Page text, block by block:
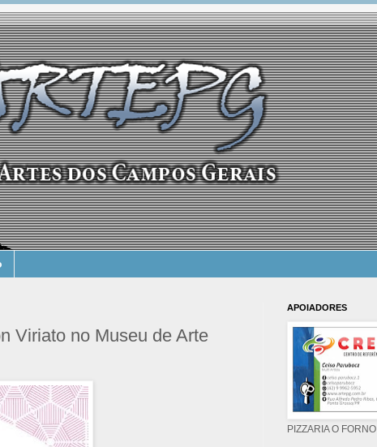
Viriato no Museu de Arte
APOIADORES
PIZZARIA O FORNO